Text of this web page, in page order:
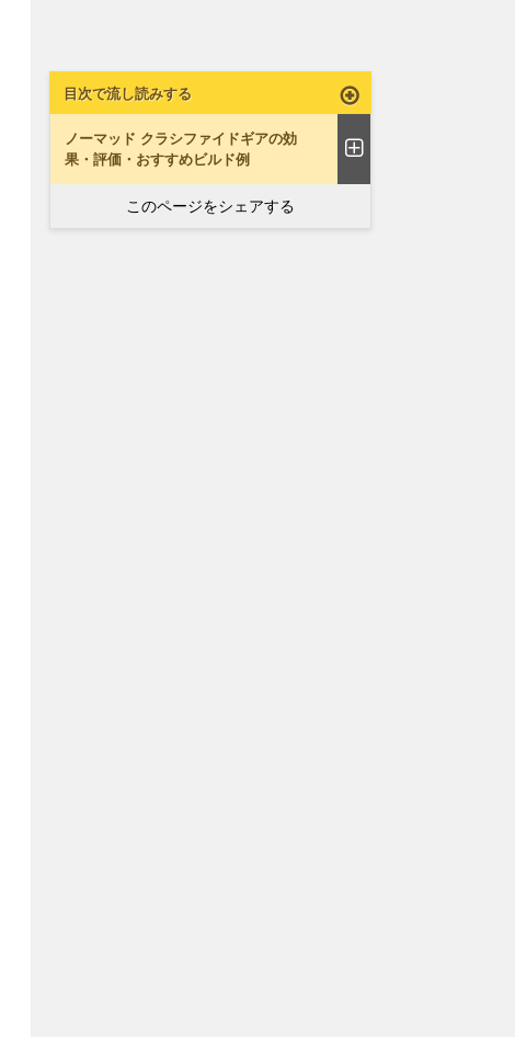
目次で流し読みする
ノーマッド クラシファイドギアの効
果・評価・おすすめビルド例
このページをシェアする